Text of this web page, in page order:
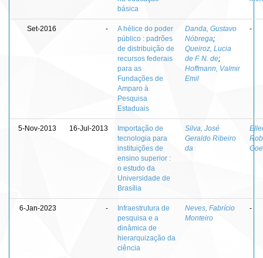
básica
Set-2016 -
A hélice do poder
público : padrões
de distribuição de
recursos federais
para as
Fundações de
Amparo à
Pesquisa
Estaduais
Danda, Gustavo
Nóbrega;
Queiroz, Lucia
de F. N. de;
Hoffmann, Valmir
Emil
-
5-Nov-2013 16-Jul-2013
Importação de
tecnologia para
instituições de
ensino superior :
o estudo da
Universidade de
Brasília
Silva, José
Geraldo Ribeiro
da
6-Jan-2023 -
Infraestrutura de
pesquisa e a
dinâmica de
hierarquização da
ciência
Neves, Fabrício
Monteiro
-